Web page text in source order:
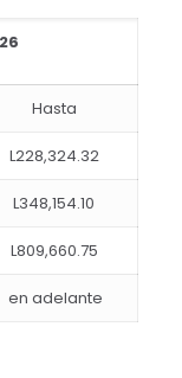
Hasta
L228,324.32
L348,154.10
L809,660.75
en adelante